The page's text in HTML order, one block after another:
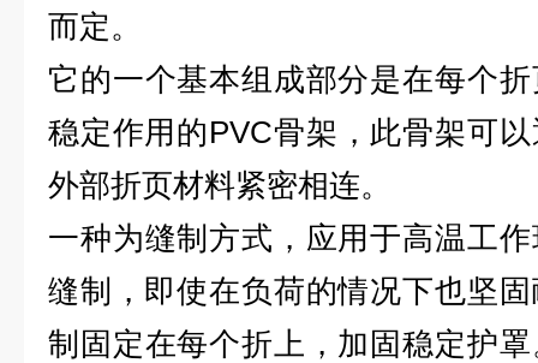
而定。
它的一个基本组成部分是在每个
稳定作用的PVC骨架，此骨架可
外部折页材料紧密相连。
一种为缝制方式，应用于高温工
缝制，即使在负荷的情况下也坚
制固定在每个折上，加固稳定护